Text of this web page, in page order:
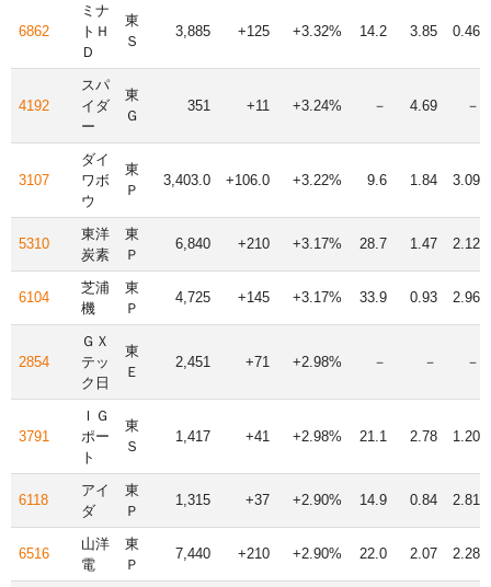
6862
ミナ
トＨ
Ｄ
東
Ｓ
3,885 +125 +3.32% 14.2 3.85 0.46
4192
スパ
イダ
ー
東
Ｇ
351 +11 +3.24% － 4.69 －
3107
ダイ
ワボ
ウ
東
Ｐ
3,403.0 +106.0 +3.22% 9.6 1.84 3.09
5310
東洋
炭素
東
Ｐ
6,840 +210 +3.17% 28.7 1.47 2.12
6104
芝浦
機
東
Ｐ
4,725 +145 +3.17% 33.9 0.93 2.96
2854
ＧＸ
テッ
ク日
東
Ｅ
2,451 +71 +2.98% － － －
3791
ＩＧ
ポー
ト
東
Ｓ
1,417 +41 +2.98% 21.1 2.78 1.20
6118
アイ
ダ
東
Ｐ
1,315 +37 +2.90% 14.9 0.84 2.81
6516
山洋
電
東
Ｐ
7,440 +210 +2.90% 22.0 2.07 2.28